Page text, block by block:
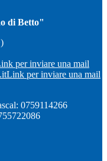
di Betto"
per inviare una mail
Link per inviare una mail
0759114266